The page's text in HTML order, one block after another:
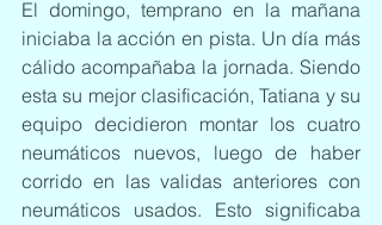
El domingo, temprano en la mañana
iniciaba la acción en pista. Un día más
cálido acompañaba la jornada. Siendo
esta su mejor clasificación, Tatiana y su
equipo decidieron montar los cuatro
neumáticos nuevos, luego de haber
corrido en las validas anteriores con
neumáticos usados. Esto significaba